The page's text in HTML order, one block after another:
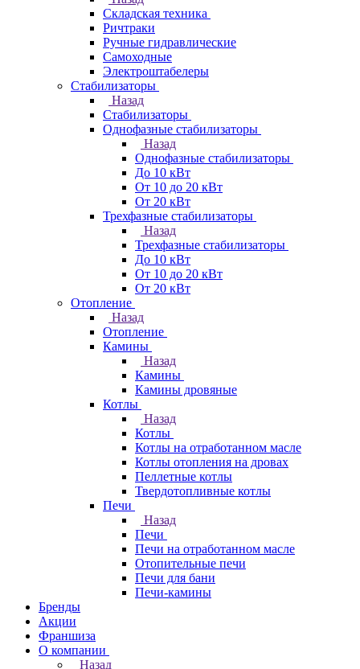
Складская техника
Ричтраки
Ручные гидравлические
Самоходные
Электроштабелеры
Стабилизаторы
Назад
Стабилизаторы
Однофазные стабилизаторы
Назад
Однофазные стабилизаторы
До 10 кВт
От 10 до 20 кВт
От 20 кВт
Трехфазные стабилизаторы
Назад
Трехфазные стабилизаторы
До 10 кВт
От 10 до 20 кВт
От 20 кВт
Отопление
Назад
Отопление
Камины
Назад
Камины
Камины дровяные
Котлы
Назад
Котлы
Котлы на отработанном масле
Котлы отопления на дровах
Пеллетные котлы
Твердотопливные котлы
Печи
Назад
Печи
Печи на отработанном масле
Отопительные печи
Печи для бани
Печи-камины
Бренды
Акции
Франшиза
О компании
Назад